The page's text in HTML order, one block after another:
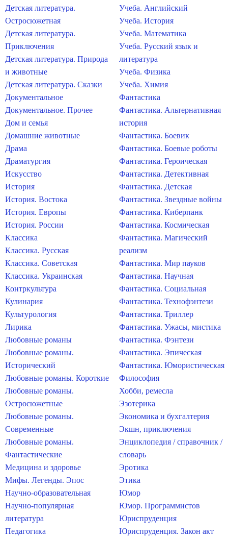
Детская литература.
Остросюжетная
Детская литература.
Приключения
Детская литература. Природа
и животные
Детская литература. Сказки
Документальное
Документальное. Прочее
Дом и семья
Домашние животные
Драма
Драматургия
Искусство
История
История. Востока
История. Европы
История. России
Классика
Классика. Русская
Классика. Советская
Классика. Украинская
Контркультура
Кулинария
Культурология
Лирика
Любовные романы
Любовные романы.
Исторический
Любовные романы. Короткие
Любовные романы.
Остросюжетные
Любовные романы.
Современные
Любовные романы.
Фантастические
Медицина и здоровье
Мифы. Легенды. Эпос
Научно-образовательная
Научно-популярная
литература
Педагогика
Учеба. Английский
Учеба. История
Учеба. Математика
Учеба. Русский язык и
литература
Учеба. Физика
Учеба. Химия
Фантастика
Фантастика. Альтернативная
история
Фантастика. Боевик
Фантастика. Боевые роботы
Фантастика. Героическая
Фантастика. Детективная
Фантастика. Детская
Фантастика. Звездные войны
Фантастика. Киберпанк
Фантастика. Космическая
Фантастика. Магический
реализм
Фантастика. Мир пауков
Фантастика. Научная
Фантастика. Социальная
Фантастика. Технофэнтези
Фантастика. Триллер
Фантастика. Ужасы, мистика
Фантастика. Фэнтези
Фантастика. Эпическая
Фантастика. Юмористическая
Философия
Хобби, ремесла
Эзотерика
Экономика и бухгалтерия
Экшн, приключения
Энциклопедия / справочник /
словарь
Эротика
Этика
Юмор
Юмор. Программистов
Юриспруденция
Юриспруденция. Закон акт